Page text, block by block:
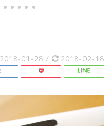
2018-01-28 / 2018-02-18